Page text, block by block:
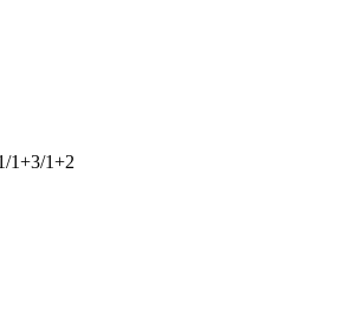
1+3/1+2